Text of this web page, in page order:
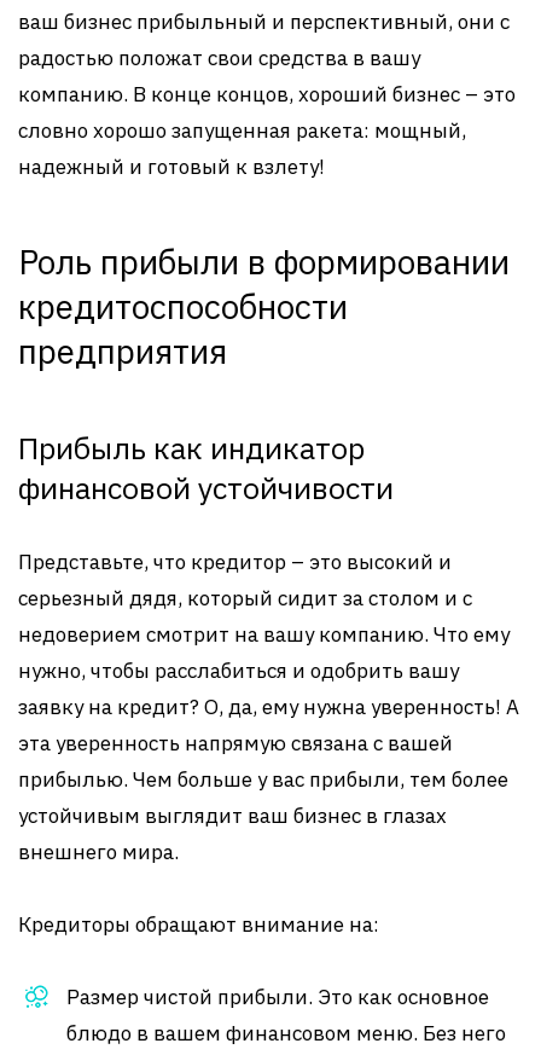
ваш бизнес прибыльный и перспективный, они с
радостью положат свои средства в вашу
компанию. В конце концов, хороший бизнес – это
словно хорошо запущенная ракета: мощный,
надежный и готовый к взлету!
Роль прибыли в формировании
кредитоспособности
предприятия
Прибыль как индикатор
финансовой устойчивости
Представьте, что кредитор – это высокий и
серьезный дядя, который сидит за столом и с
недоверием смотрит на вашу компанию. Что ему
нужно, чтобы расслабиться и одобрить вашу
заявку на кредит? О, да, ему нужна уверенность! А
эта уверенность напрямую связана с вашей
прибылью. Чем больше у вас прибыли, тем более
устойчивым выглядит ваш бизнес в глазах
внешнего мира.
Кредиторы обращают внимание на:
Размер чистой прибыли. Это как основное
блюдо в вашем финансовом меню. Без него